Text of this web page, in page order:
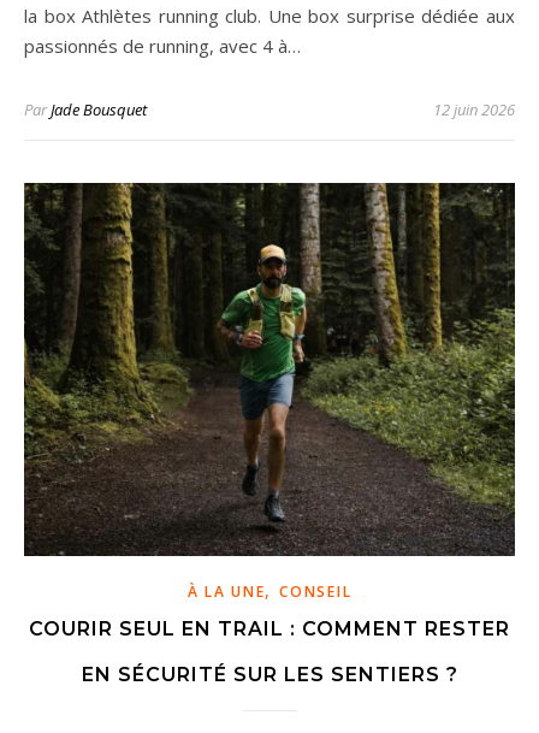
la box Athlètes running club. Une box surprise dédiée aux
passionnés de running, avec 4 à…
ParJade Bousquet 12 juin 2026
À LA UNE,CONSEIL
COURIR SEUL EN TRAIL : COMMENT RESTER
EN SÉCURITÉ SUR LES SENTIERS ?